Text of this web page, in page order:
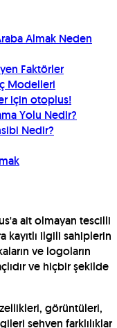
Almak Neden
Faktörler
Modelleri
için otoplus!
Yolu Nedir?
Nedir?
ait olmayan tescilli
kayıtlı ilgili sahiplerin
ve logoların
ve hiçbir şekilde
görüntüleri,
sehven farklılıklar